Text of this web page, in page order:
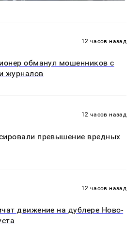
12 часов назад
обманул мошенников с
журналов
12 часов назад
превышение вредных
12 часов назад
движение на дублере Ново-